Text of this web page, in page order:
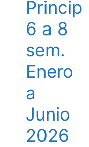
Princip
6 a 8
sem.
Enero
a
Junio
2026